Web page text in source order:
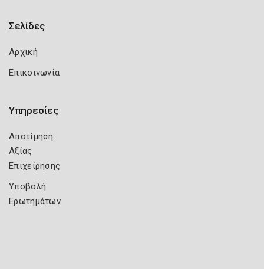
Σελίδες
Αρχική
Επικοινωνία
Υπηρεσίες
Αποτίμηση
Αξίας
Επιχείρησης
Υποβολή
Ερωτημάτων